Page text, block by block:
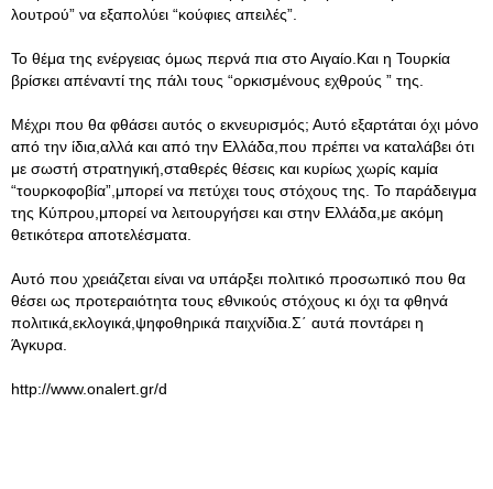
λουτρού” να εξαπολύει “κούφιες απειλές”.
Το θέμα της ενέργειας όμως περνά πια στο Αιγαίο.Και η Τουρκία
βρίσκει απέναντί της πάλι τους “ορκισμένους εχθρούς ” της.
Μέχρι που θα φθάσει αυτός ο εκνευρισμός; Αυτό εξαρτάται όχι μόνο
από την ίδια,αλλά και από την Ελλάδα,που πρέπει να καταλάβει ότι
με σωστή στρατηγική,σταθερές θέσεις και κυρίως χωρίς καμία
“τουρκοφοβία”,μπορεί να πετύχει τους στόχους της. Το παράδειγμα
της Κύπρου,μπορεί να λειτουργήσει και στην Ελλάδα,με ακόμη
θετικότερα αποτελέσματα.
Αυτό που χρειάζεται είναι να υπάρξει πολιτικό προσωπικό που θα
θέσει ως προτεραιότητα τους εθνικούς στόχους κι όχι τα φθηνά
πολιτικά,εκλογικά,ψηφοθηρικά παιχνίδια.Σ΄ αυτά ποντάρει η
Άγκυρα.
http://www.onalert.gr/d